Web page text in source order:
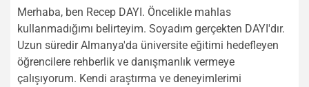
Merhaba, ben Recep DAYI. Öncelikle mahlas
kullanmadığımı belirteyim. Soyadım gerçekten DAYI'dır.
Uzun süredir Almanya'da üniversite eğitimi hedefleyen
öğrencilere rehberlik ve danışmanlık vermeye
çalışıyorum. Kendi araştırma ve deneyimlerimi